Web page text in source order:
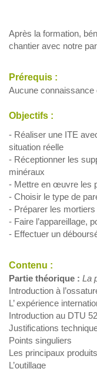
Après la formation,
chantier avec notre
Prérequis :
Aucune connaissance
Objectifs :
- Réaliser une ITE
situation réelle
- Réceptionner les
minéraux
- Mettre en œuvre les
- Choisir le type de
- Préparer les
- Faire l’appareillage,
- Effectuer un
Contenu :
Partie théorique : La
Introduction à
L’ expérience
Introduction au DTU
Justifications
Points singuliers
Les principaux
L’outillage